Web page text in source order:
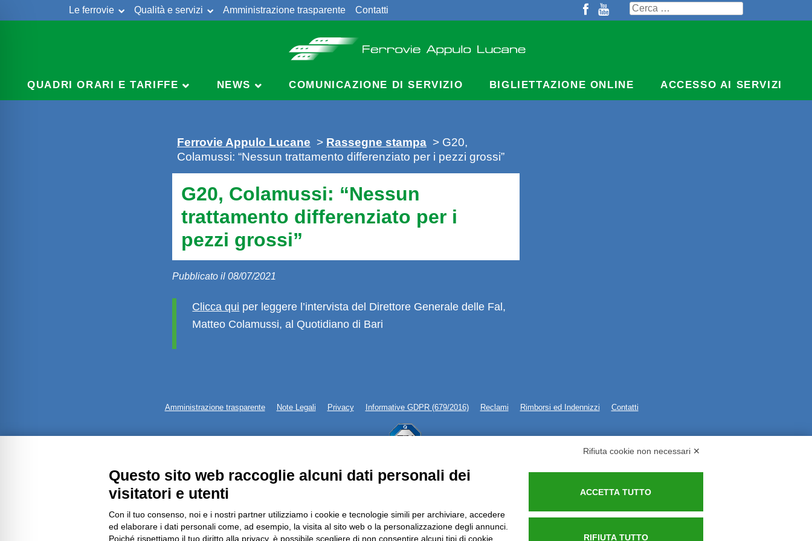
Le ferrovie Qualità e servizi Amministrazione trasparente Contatti
Ricerca
per:
QUADRI ORARI E TARIFFE NEWS COMUNICAZIONE DI SERVIZIO BIGLIETTAZIONE ONLINE ACCESSO AI SERVIZI
Ferrovie Appulo Lucane > Rassegne stampa > G20,
Colamussi: “Nessun trattamento differenziato per i pezzi grossi”
G20, Colamussi: “Nessun
trattamento differenziato per i
pezzi grossi”
Pubblicato il 08/07/2021
Clicca qui per leggere l’intervista del Direttore Generale delle Fal,
Matteo Colamussi, al Quotidiano di Bari
Amministrazione trasparente Note Legali Privacy Informative GDPR (679/2016) Reclami Rimborsi ed Indennizzi Contatti
P.IVA 05538100727 - C.so Italia n.8 70123, BARI
Rifiuta cookie non necessari ✕
Questo sito web raccoglie alcuni dati personali dei
visitatori e utenti
Con il tuo consenso, noi e i nostri partner utilizziamo i cookie e tecnologie simili per archiviare, accedere
ed elaborare i dati personali come, ad esempio, la visita al sito web o la personalizzazione degli annunci.
Poiché rispettiamo il tuo diritto alla privacy, è possibile scegliere di non consentire alcuni tipi di cookie.
ACCETTA TUTTO
RIFIUTA TUTTO